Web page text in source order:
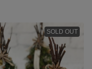
SOLD OUT